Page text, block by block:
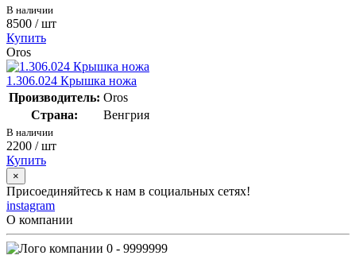
В наличии
8500 / шт
Купить
Oros
1.306.024 Крышка ножа
Производитель: Oros
Страна:
Венгрия
В наличии
2200 / шт
Купить
×
Присоединяйтесь к нам в социальных сетях!
instagram
О компании
0 - 9999999